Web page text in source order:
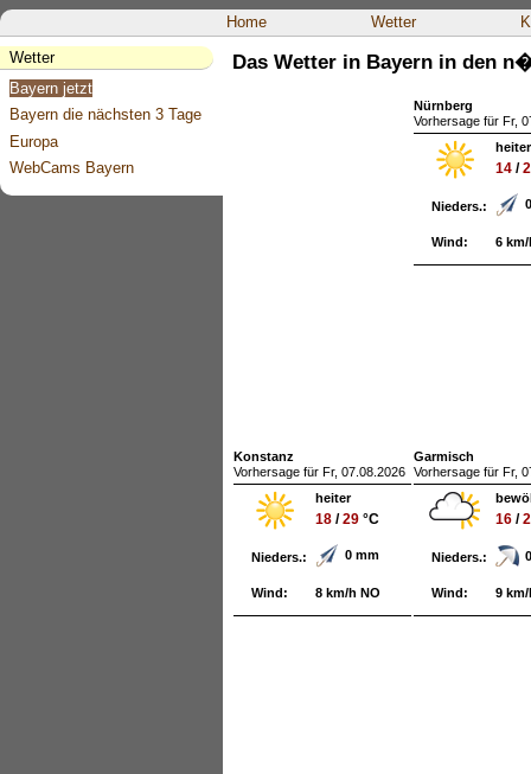
Home Wetter
Wetter
Bayern jetzt
Bayern die nächsten 3 Tage
Europa
WebCams Bayern
Das Wetter in Bayern in den
Nürnberg
Vorhersage für Fr,
heiter
14 /
Nieders.:
Wind: 6
Konstanz
Vorhersage für Fr, 07.08.2026
heiter
18 /29 °C
Nieders.: 0 mm
Wind: 8 km/h NO
Garmisch
Vorhersage für Fr,
16 /
Nieders.:
Wind: 9